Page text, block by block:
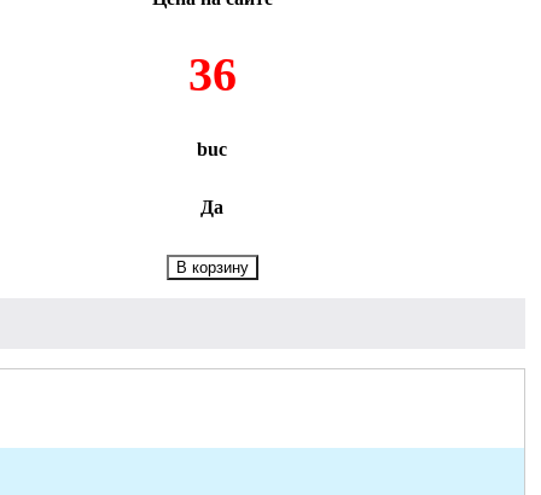
36
buc
Да
В корзину